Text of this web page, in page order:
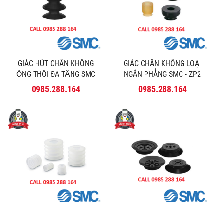
GIÁC HÚT CHÂN KHÔNG
ỐNG THÔI ĐA TẦNG SMC
SERIES ZP2-J BELLOWS 3.5
0985.288.164
GIÁC CHÂN KHÔNG LOẠI
NGẮN PHẲNG SMC - ZP2
0985.288.164